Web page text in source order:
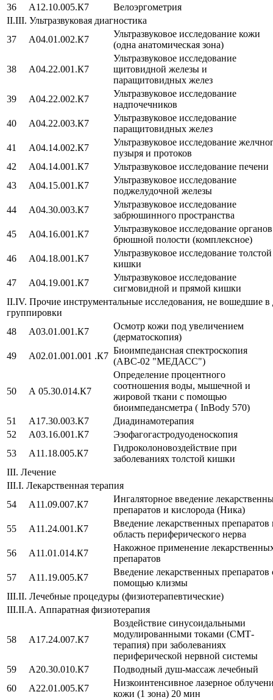
36 A12.10.005.К7
Велоэргометрия
II.III. Ультразвуковая диагностика
37
A04.01.002.К7
Ультразвуковое исследование кожи
(одна анатомическая зона)
38 A04.22.001.К7
Ультразвуковое исследование
щитовидной железы и
паращитовидных желез
39
A04.22.002.К7
Ультразвуковое исследование
надпочечников
40
A04.22.003.К7
Ультразвуковое исследование
паращитовидных желез
41
A04.14.002.К7
Ультразвуковое исследование
пузыря и протоков
42
A04.14.001.К7
Ультразвуковое исследование печени
43
A04.15.001.К7
Ультразвуковое исследование
поджелудочной железы
44
A04.30.003.К7
Ультразвуковое исследование
забрюшинного пространства
45
A04.16.001.К7
Ультразвуковое исследование органов
брюшной полости (комплексное)
46
A04.18.001.К7
Ультразвуковое исследование толстой
кишки
47
A04.19.001.К7
Ультразвуковое исследование
сигмовидной и прямой кишки
II.IV. Прочие инструментальные исследования, не вошедшие в
группировки
48
A03.01.001.К7
Осмотр кожи под увеличением
(дерматоскопия)
49
A02.01.001.001 .К7
Биоимпедансная спектроскопия
(АВС-02 "МЕДАСС")
50 А 05.30.014.К7
Определение процентного
соотношения воды, мышечной и
жировой ткани с помощью
биоимпедансметра ( InBody 570)
51
A17.30.003.К7
Диадинамотерапия
52
A03.16.001.К7
Эзофагогастродуоденоскопия
53
A11.18.005.К7
Гидроколоновоздействие при
заболеваниях толстой кишки
III. Лечение
III.I. Лекарственная терапия
54
A11.09.007.К7
Ингаляторное введение
препаратов и кислорода (Ника)
55
A11.24.001.К7
Введение лекарственных препаратов
область периферического нерва
56
A11.01.014.К7
Накожное применение
препаратов
57
A11.19.005.К7
Введение лекарственных препаратов
помощью клизмы
III.II. Лечебные процедуры (физиотерапевтические)
III.II.А. Аппаратная физиотерапия
58 A17.24.007.К7
Воздействие синусоидальными
модулированными токами (СМТ-
терапия) при заболеваниях
периферической нервной системы
59
A20.30.010.К7
Подводный душ-массаж лечебный
60
А22.01.005.К7
Низкоинтенсивное лазерное
кожи (1 зона) 20 мин